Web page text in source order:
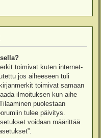
toimivat kuten internet-
jos aiheeseen tuli
toimivat samaan
ilmoituksen kun aihe
puolestaan
tulee päivitys.
voidaan määrittää